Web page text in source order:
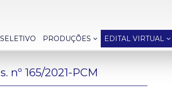
PRODUÇÕES EDITAL VIRTUAL
nº 165/2021-PCM